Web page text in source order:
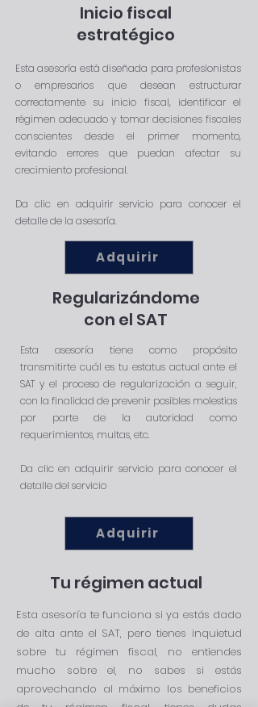
Inicio fiscal
estratégico
Regularizándome
con el SAT
Tu régimen actual
Esta asesoría está diseñada para profesionistas
o empresarios que desean estructurar
correctamente su inicio fiscal, identificar el
régimen adecuado y tomar decisiones fiscales
conscientes desde el primer momento,
evitando errores que puedan afectar su
crecimiento profesional.
Da clic en adquirir servicio para conocer el
detalle de la asesoría.
Esta asesoría tiene como propósito
transmitirte cuál es tu estatus actual ante el
SAT y el proceso de regularización a seguir,
con la finalidad de prevenir posibles molestias
por parte de la autoridad como
requerimientos, multas, etc.
Da clic en adquirir servicio para conocer el
detalle del servicio
Esta asesoría te funciona si ya estás dado
de alta ante el SAT, pero tienes inquietud
sobre tu régimen fiscal, no entiendes
mucho sobre el, no sabes si estás
aprovechando al máximo los beneficios
Adquirir
Adquirir